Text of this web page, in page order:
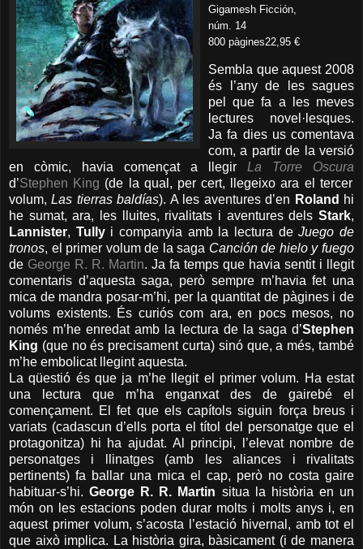
Gigamesh Ficción,
núm. 14
800 pàgines22,95 €
Sembla que aquest 2008
és l’any de les sagues
pel que fa a les meves
lectures novel·lesques.
Ja fa dies us comentava
com, a partir de la versió
en còmic, havia començat a llegir La Torre Oscura
d’Stephen King (de la qual, per cert, llegeixo ara el tercer
volum,Las tierras baldías). A les aventures d’en Roland hi
he sumat, ara, les lluites, rivalitats i aventures dels Stark,
Lannister, Tullyi companyia amb la lectura deJuego de
tronos, el primer volum de la saga Canción de hielo y fuego
de George R. R. Martin. Ja fa temps que havia sentit i llegit
comentaris d’aquesta saga, però sempre m’havia fet una
mica de mandra posar-m’hi, per la quantitat de pàgines i de
volums existents. És curiós com ara, en pocs mesos, no
només m’he enredat amb la lectura de la saga d’Stephen
King (que no és precisament curta) sinó que, a més, també
m’he embolicat llegint aquesta.
La qüestió és que ja m’he llegit el primer volum. Ha estat
una lectura que m’ha enganxat des de gairebé el
començament. El fet que els capítols siguin força breus i
variats (cadascun d’ells porta el títol del personatge que el
protagonitza) hi ha ajudat. Al principi, l’elevat nombre de
personatges i llinatges (amb les aliances i rivalitats
pertinents) fa ballar una mica el cap, però no costa gaire
habituar-s’hi.George R. R. Martin situa la història en un
món on les estacions poden durar molts i molts anys i, en
aquest primer volum, s’acosta l’estació hivernal, amb tot el
que això implica. La història gira, bàsicament (i de manera